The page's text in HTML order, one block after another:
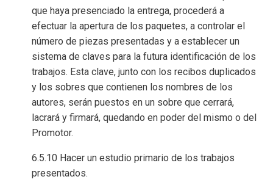
que haya presenciado la entrega, procederá a
efectuar la apertura de los paquetes, a controlar el
número de piezas presentadas y a establecer un
sistema de claves para la futura identificación de los
trabajos. Esta clave, junto con los recibos duplicados
y los sobres que contienen los nombres de los
autores, serán puestos en un sobre que cerrará,
lacrará y firmará, quedando en poder del mismo o del
Promotor.
6.5.10 Hacer un estudio primario de los trabajos
presentados.